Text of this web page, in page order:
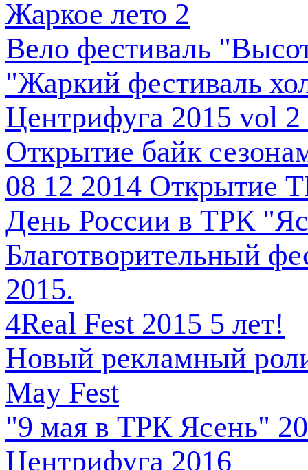
Жаркое лето 2
Вело фестиваль
"Жаркий фестиваль
Центрифуга 2015 vol
Открытие байк
08 12 2014 Открытие
День России в ТРК
Благотворительный
2015.
4Real Fest 2015 5 лет!
Новый рекламный
May Fest
"9 мая в ТРК Ясень"
Центрифуга 2016